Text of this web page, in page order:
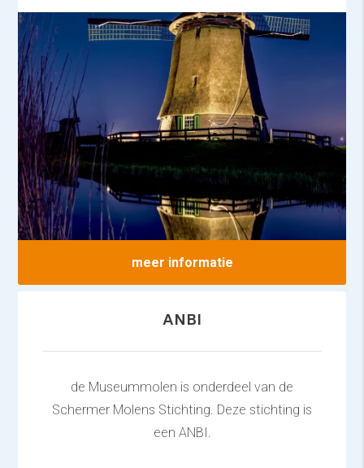
meer informatie
ANBI
de Museummolen is onderdeel van de
Schermer Molens Stichting. Deze stichting is
een ANBI.